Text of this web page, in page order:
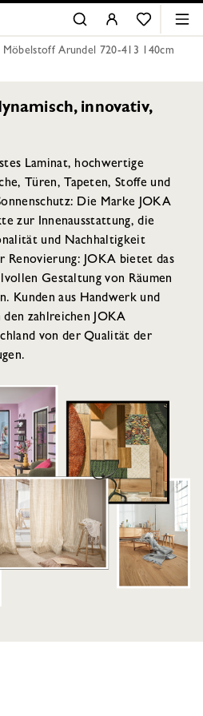
Möbelstoff Arundel 720-413 140cm
innovativ,
Laminat, hochwertige
Türen, Tapeten, Stoffe und
Die Marke JOKA
zur Innenausstattung, die
und Nachhaltigkeit
Renovierung: JOKA bietet das
Gestaltung von Räumen
Kunden aus Handwerk und
den zahlreichen JOKA
von der Qualität der